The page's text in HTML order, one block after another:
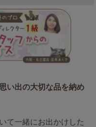
い出の大切な品を納め
て一緒にお出かけした